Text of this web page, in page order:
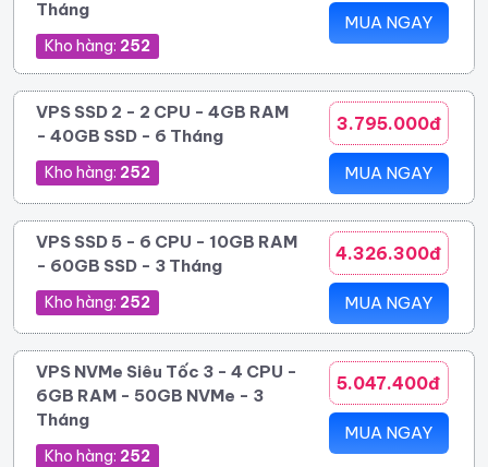
Tháng
Kho hàng: 252
MUA NGAY
VPS SSD 2 - 2 CPU - 4GB RAM
- 40GB SSD - 6 Tháng
Kho hàng: 252
3.795.000đ
MUA NGAY
VPS SSD 5 - 6 CPU - 10GB RAM
- 60GB SSD - 3 Tháng
Kho hàng: 252
4.326.300đ
MUA NGAY
VPS NVMe Siêu Tốc 3 - 4 CPU -
6GB RAM - 50GB NVMe - 3
Tháng
Kho hàng: 252
5.047.400đ
MUA NGAY